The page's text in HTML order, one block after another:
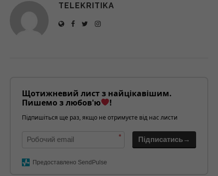
TELEKRITIKA
Щотижневий лист з найцікавішим.
Пишемо з любов'ю
!
Підпишіться ще раз, якщо не отримуєте від нас листи
* Підписатись→
Предоставлено SendPulse